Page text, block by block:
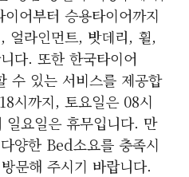
어부터 승용타이어까지
얼라인먼트, 밧데리, 휠,
다. 또한 한국타이어
수 있는 서비스를 제공합
시까지, 토요일은 08시
일요일은 휴무입니다. 만
양한 Bed소요를 충족시
문해 주시기 바랍니다.